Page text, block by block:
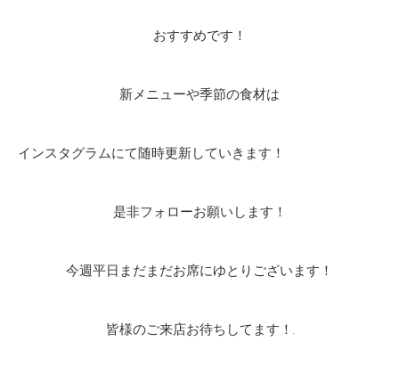
おすすめです！
新メニューや季節の食材は
インスタグラムにて随時更新していきます！
是非フォローお願いします！
今週平日まだまだお席にゆとりございます！
皆様のご来店お待ちしてます！